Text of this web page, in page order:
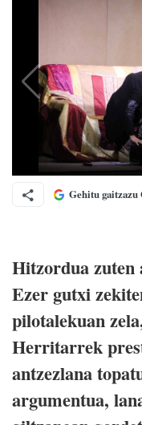
Gehitu gaitzazu
Hitzordua zuten
Ezer gutxi
pilotalekuan
Herritarrek
antzezlana
argumentua,